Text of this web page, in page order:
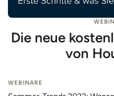
Die neue
von
WEBINARE